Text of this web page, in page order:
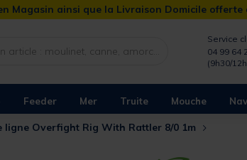
Magasin ainsi que la Livraison Domicile offerte
Service
04 99 64
(9h30/
Feeder Mer Truite Mouche
ligne Overfight Rig With Rattler 8/0 1m